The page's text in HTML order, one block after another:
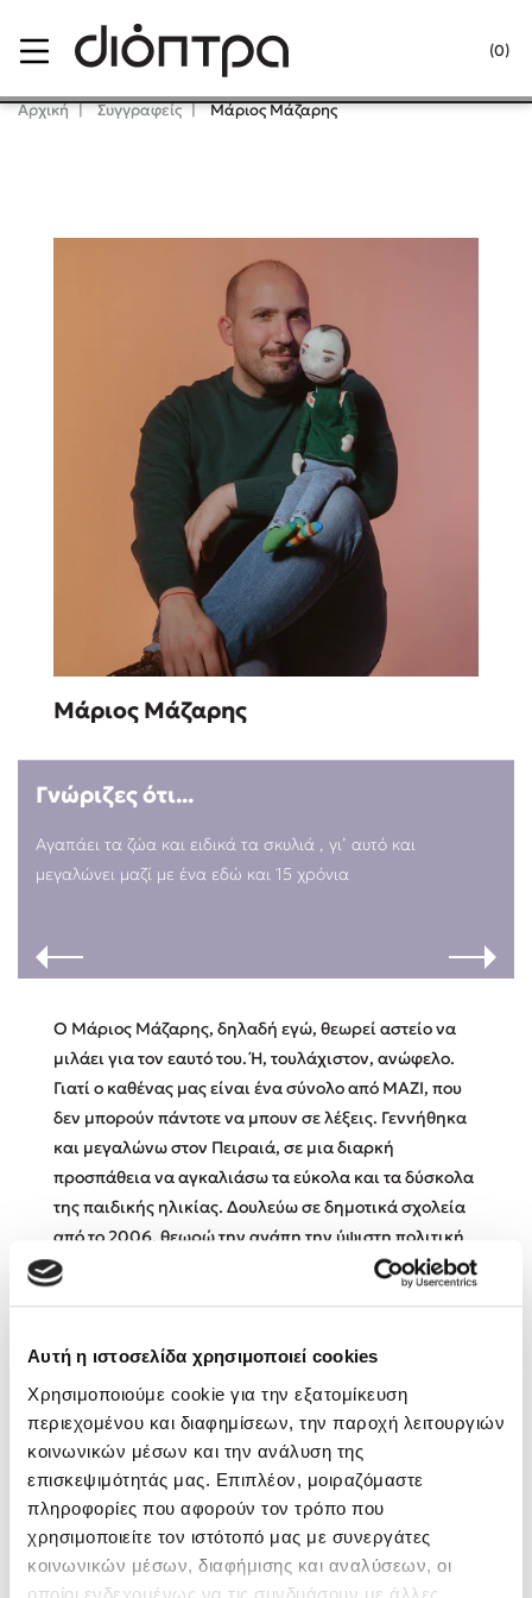
Αυτή η ιστοσελίδα χρησιμοποιεί cookies
Χρησιμοποιούμε cookie για την εξατομίκευση
περιεχομένου και διαφημίσεων, την παροχή λειτουργιών
κοινωνικών μέσων και την ανάλυση της
επισκεψιμότητάς μας. Επιπλέον, μοιραζόμαστε
πληροφορίες που αφορούν τον τρόπο που
χρησιμοποιείτε τον ιστότοπό μας με συνεργάτες
κοινωνικών μέσων, διαφήμισης και αναλύσεων, οι
οποίοι ενδεχομένως να τις συνδυάσουν με άλλες
(0)
Κλείσιμο
Το ξενοδοχείο των συναισθημάτων
Χάρης Πολίτης
Καθρέφτης
Sebastian Fitzek
Κώστας Κρομμύδας
Το λιμάνι μου είσαι εσύ
Ιωάννης Γλωσσόπουλος
Ένας γίγαντας στο σχολείο
Δανάη Δεληγεώργη
Πάνω, κάτω, μπροστά, πίσω
Αρχική Συγγραφείς Μάριος Μάζαρης
Μάριος Μάζαρης
Ο Μάριος Μάζαρης, δηλαδή εγώ, θεωρεί αστείο να
μιλάει για τον εαυτό του. Ή, τουλάχιστον, ανώφελο.
Γιατί ο καθένας μας είναι ένα σύνολο από ΜΑΖΙ, που
δεν μπορούν πάντοτε να μπουν σε λέξεις. Γεννήθηκα
και μεγαλώνω στον Πειραιά, σε μια διαρκή
προσπάθεια να αγκαλιάσω τα εύκολα και τα δύσκολα
της παιδικής ηλικίας. Δουλεύω σε δημοτικά σχολεία
από το 2006, θεωρώ την αγάπη την ύψιστη πολιτική
πράξη και προσπαθώ διαρκώς να είμαι ο δάσκαλος
που δεν είχα ποτέ. Αν έπρεπε να διαλέξω μια φράση
από τα δύσκολα που ζεις είναι οι άνθρωποι με τους
οποίους τα μοιράζεσαι».
Γνώριζες ότι...
Αγαπάει τα ζώα και ειδικά τα σκυλιά , γι’ αυτό και
μεγαλώνει μαζί με ένα εδώ και 15 χρόνια
Βιβλία του Συγγραφέα